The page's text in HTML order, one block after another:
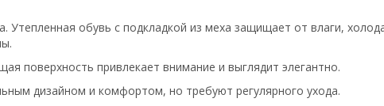
Утепленная обувь с подкладкой из меха защищает от влаги,
поверхность привлекает внимание и выглядит элегантно.
дизайном и комфортом, но требуют регулярного ухода.